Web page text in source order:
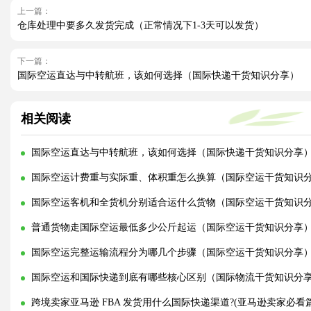
上一篇：
仓库处理中要多久发货完成（正常情况下1-3天可以发货）
下一篇：
国际空运直达与中转航班，该如何选择（国际快递干货知识分享）
相关阅读
国际空运直达与中转航班，该如何选择（国际快递干货知识分享）
国际空运计费重与实际重、体积重怎么换算（国际空运干货知识分
国际空运客机和全货机分别适合运什么货物（国际空运干货知识分
普通货物走国际空运最低多少公斤起运（国际空运干货知识分享）
国际空运完整运输流程分为哪几个步骤（国际空运干货知识分享）
国际空运和国际快递到底有哪些核心区别（国际物流干货知识分享
跨境卖家亚马逊 FBA 发货用什么国际快递渠道?(亚马逊卖家必看